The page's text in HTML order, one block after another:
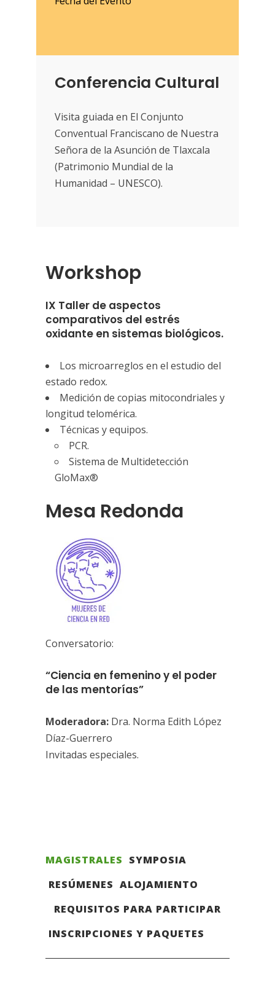
Conferencia Cultural
Visita guiada en El Conjunto
Conventual Franciscano de Nuestra
Señora de la Asunción de Tlaxcala
(Patrimonio Mundial de la
Humanidad – UNESCO).
Workshop
IX Taller de aspectos
comparativos del estrés
oxidante en sistemas biológicos.
Los microarreglos en el estudio del
estado redox.
Medición de copias mitocondriales y
longitud telomérica.
Técnicas y equipos.
PCR.
Sistema de Multidetección
GloMax®
Mesa Redonda
Conversatorio:
“Ciencia en femenino y el poder
de las mentorías”
Moderadora: Dra. Norma Edith López
Díaz-Guerrero
Invitadas especiales.
MAGISTRALES SYMPOSIA
RESÚMENES ALOJAMIENTO
REQUISITOS PARA PARTICIPAR
EN LOS CONCURSOS
INSCRIPCIONES Y PAQUETES